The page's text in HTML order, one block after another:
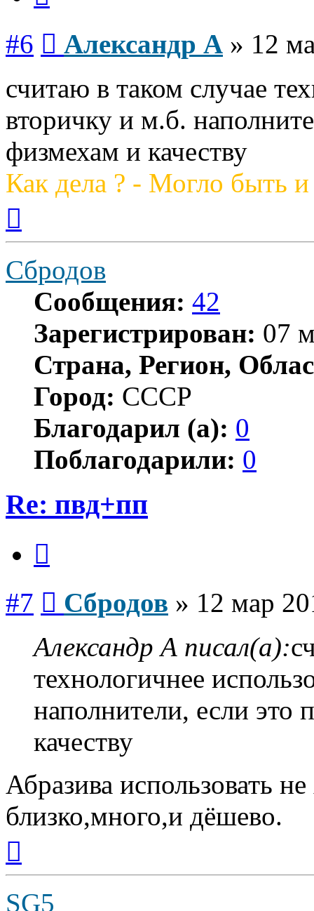
#6 Александр А » 12
считаю в таком случае
вторичку и м.б.
физмехам и качеству
Как дела ? - Могло быть
началу
Сбродов
Сообщения: 42
Зарегистрирован: 07
Страна, Регион,
Город: СССР
Благодарил (а): 0
Поблагодарили: 0
Re: пвд+пп
#7 Сбродов » 12 мар
Александр А писал(а):
технологичнее
наполнители, если
качеству
Абразива использовать
близко,много,и дёшево.
началу
SG5